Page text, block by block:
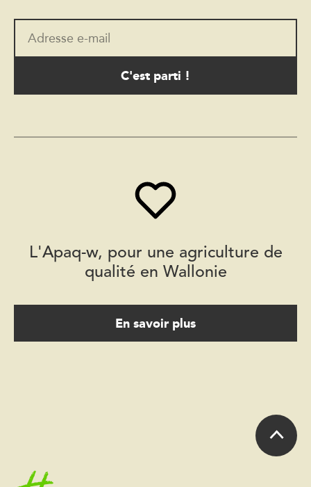
Adresse e-mail
L'Apaq-w, pour une agriculture de
qualité en Wallonie
En savoir plus
Accueil